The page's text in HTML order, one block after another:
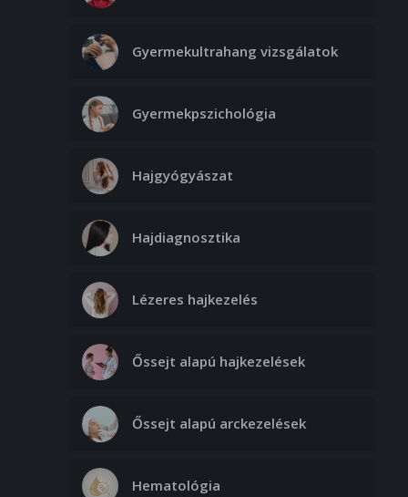
Gyermekultrahang vizsgálatok
Gyermekpszichológia
Hajgyógyászat
Hajdiagnosztika
Lézeres hajkezelés
Őssejt alapú hajkezelések
Őssejt alapú arckezelések
Hematológia